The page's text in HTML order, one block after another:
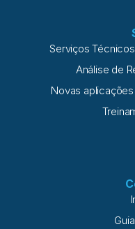
Serviços
Análise de
Novas